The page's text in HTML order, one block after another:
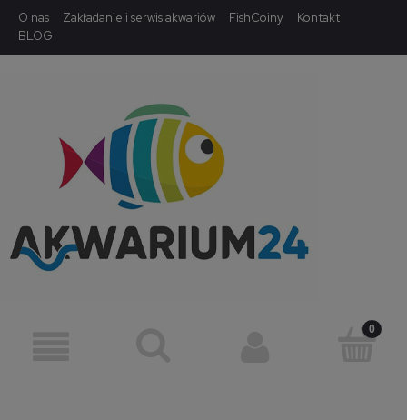
O nas Zakładanie i serwis akwariów FishCoiny
Kontakt
BLOG